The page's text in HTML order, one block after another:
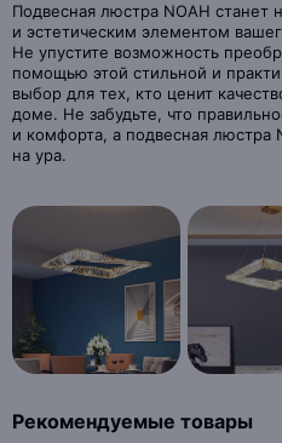
Подвесная люстра NOAH станет
и эстетическим элементом
Не упустите возможность
помощью этой стильной и
выбор для тех, кто ценит
доме. Не забудьте, что
и комфорта, а подвесная люстра
на ура.
Рекомендуемые товары